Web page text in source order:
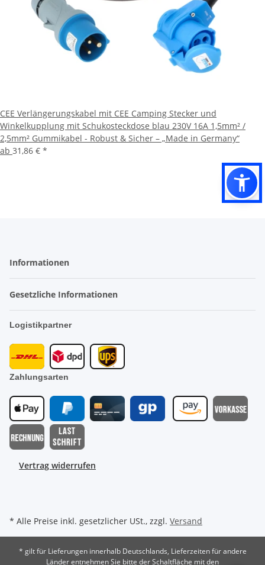
CEE Verlängerungskabel mit CEE Camping Stecker und
Winkelkupplung mit Schukosteckdose blau 230V 16A 1,5mm² /
2,5mm² Gummikabel - Robust & Sicher – „Made in Germany“
ab 31,86 € *
Informationen
Gesetzliche Informationen
Logistikpartner
Zahlungsarten
Vertrag widerrufen
* Alle Preise inkl. gesetzlicher USt., zzgl. Versand
* gilt für Lieferungen innerhalb Deutschlands, Lieferzeiten für andere
Länder entnehmen Sie bitte der Schaltfläche mit den